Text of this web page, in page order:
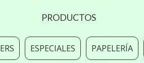
PRODUCTOS
ESPECIALES PAPELERÍA